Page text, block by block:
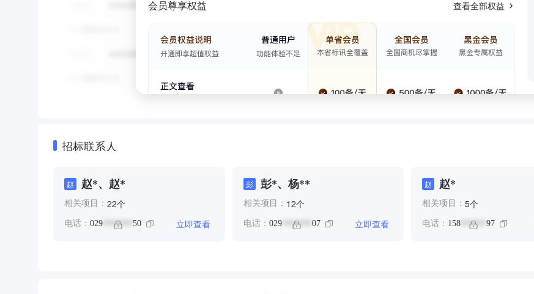
会员尊享权益 查看全部权益
招标联系人
赵 赵*、赵*
相关项目： 22个
电话： 029 ******* 50 立即查看
彭 彭*、杨**
相关项目： 12个
电话： 029******* 07 立即查看
赵 赵*
相关项目： 5个
电话： 158 ****** 97